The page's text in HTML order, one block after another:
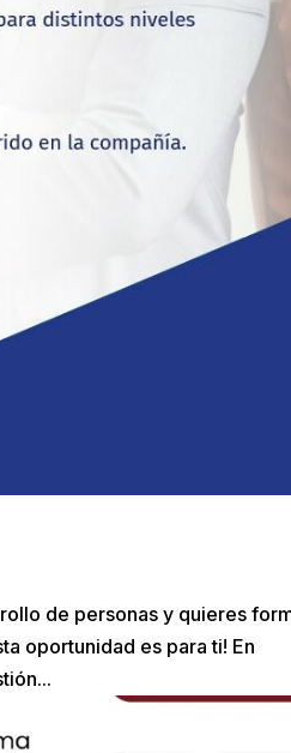
de personas y quieres
oportunidad es para ti! En